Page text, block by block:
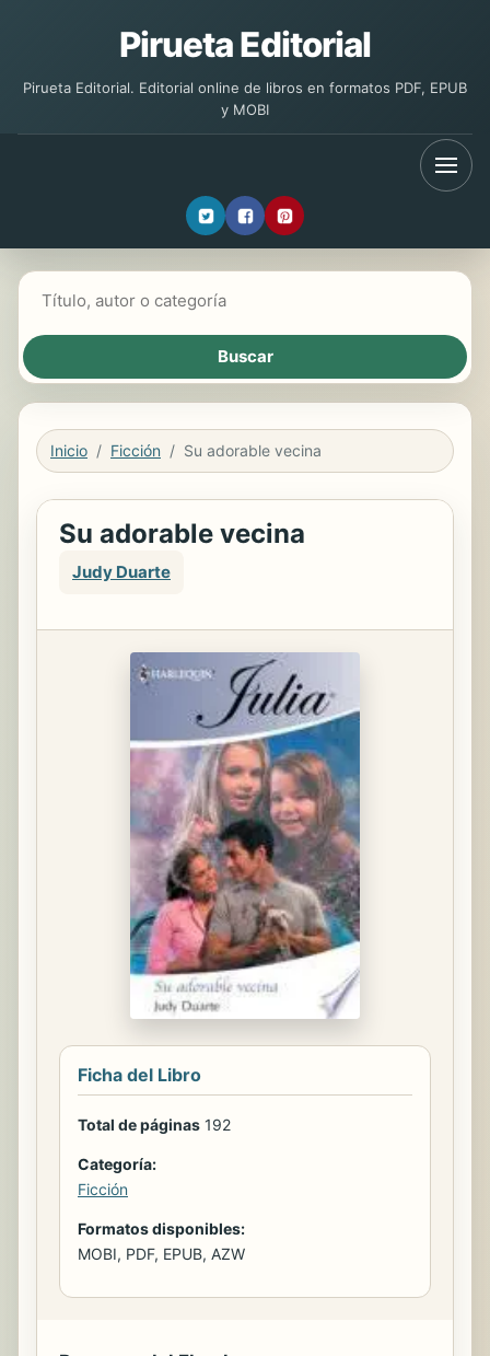
Pirueta Editorial
Pirueta Editorial. Editorial online de libros en formatos PDF, EPUB
y MOBI
Inicio Ficción Su adorable vecina
Su adorable vecina
Judy Duarte
Ficha del Libro
Total de páginas 192
Categoría:
Ficción
Formatos disponibles:
MOBI, PDF, EPUB, AZW